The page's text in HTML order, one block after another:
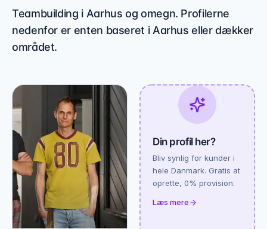
Teambuilding i Aarhus og omegn. Profilerne
nedenfor er enten baseret i Aarhus eller dækker
området.
Din profil her?
Bliv synlig for kunder i
hele Danmark. Gratis at
oprette, 0% provision.
Læs mere